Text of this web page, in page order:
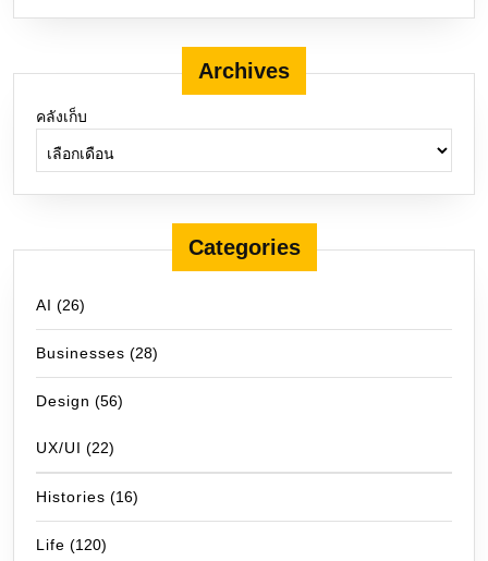
Archives
คลังเก็บ
Categories
AI (26)
Businesses (28)
Design (56)
UX/UI (22)
Histories (16)
Life (120)